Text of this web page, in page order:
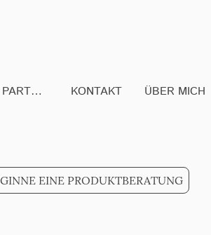
WERDE CHOGAN PARTNER KONTAKT ÜBER MICH
EINE PRODUKTBERATUNG